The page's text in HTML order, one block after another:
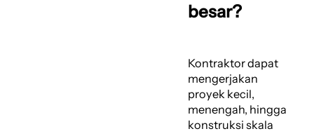
besar?
Kontraktor dapat
mengerjakan
proyek kecil,
menengah, hingga
konstruksi skala